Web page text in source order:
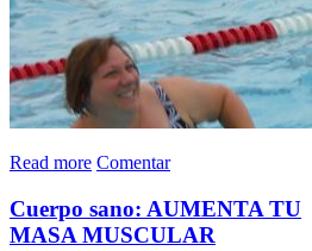
Read more Comentar
Cuerpo sano: AUMENTA TU
MASA MUSCULAR